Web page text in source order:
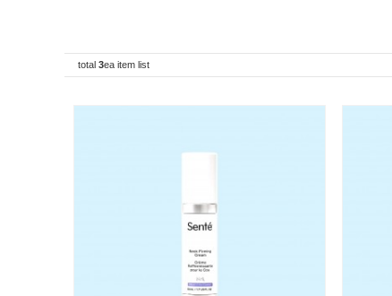
total 3ea item list